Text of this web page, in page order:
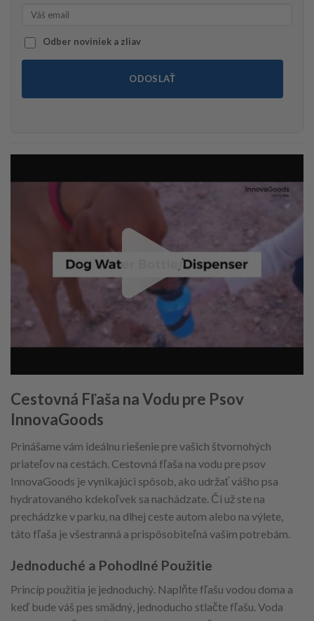
Odber noviniek a zliav
ODOSLAŤ
Cestovná Fľaša na Vodu pre Psov
InnovaGoods
Prinášame vám ideálnu riešenie pre vašich štvornohých
priateľov na cestách. Cestovná fľaša na vodu pre psov
InnovaGoods je vynikajúci spôsob, ako udržať vášho psa
hydratovaného kdekoľvek sa nachádzate. Či už ste na
prechádzke v parku, na dlhej ceste autom alebo na výlete,
táto fľaša je všestranná a prispôsobiteľná vašim potrebám.
Jednoduché a Pohodlné Použitie
Princíp použitia je jednoduchý. Naplňte fľašu vodou doma a
keď bude váš pes smädný, jednoducho stlačte fľašu. Voda